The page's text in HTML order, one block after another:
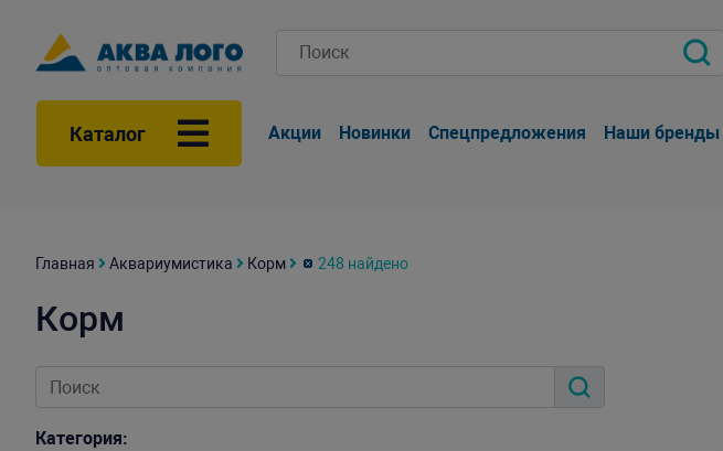
Каталог Акции Новинки Спецпредложения Наши бренды
Главная Аквариумистика Корм 248 найдено
Корм
Категория: